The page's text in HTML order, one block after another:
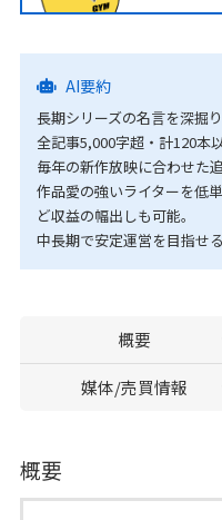
AI要約
長期シリーズの名言を深掘
全記事5,000字超・計120本
毎年の新作放映に合わせた
作品愛の強いライターを低
ど収益の幅出しも可能。
中長期で安定運営を目指せる
概要
媒体/売買情報
概要